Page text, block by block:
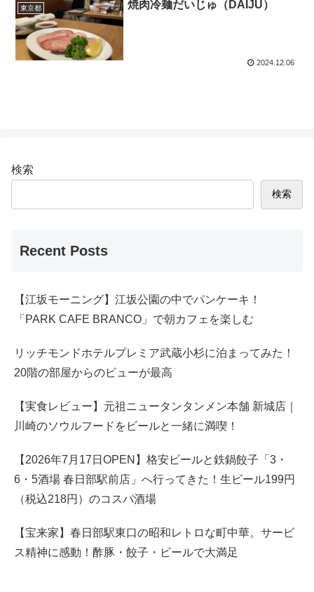
東京都 焼肉冷麺だいじゅ（DAIJU）
2024.12.06
検索
検索
Recent Posts
【江坂モーニング】江坂公園の中でパンケーキ！
「PARK CAFE BRANCO」で朝カフェを楽しむ
リッチモンドホテルプレミア武蔵小杉に泊まってみた！
20階の部屋からのビューが最高
【実食レビュー】元祖ニュータンタンメン本舗 新城店｜
川崎のソウルフードをビールと一緒に満喫！
【2026年7月17日OPEN】格安ビールと鉄鍋餃子「3・
6・5酒場 春日部駅前店」へ行ってきた！生ビール199円
（税込218円）のコスパ酒場
【宝来家】春日部駅東口の昭和レトロな町中華。サービ
ス精神に感動！酢豚・餃子・ビールで大満足